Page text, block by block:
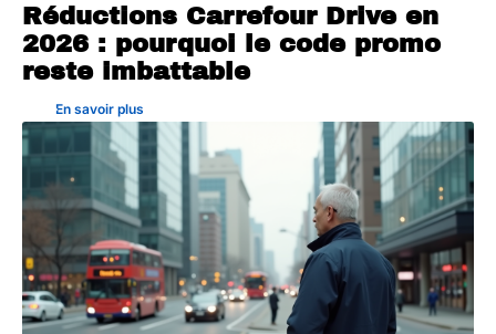
Réductions Carrefour Drive en
2026 : pourquoi le code promo
reste imbattable
En savoir plus